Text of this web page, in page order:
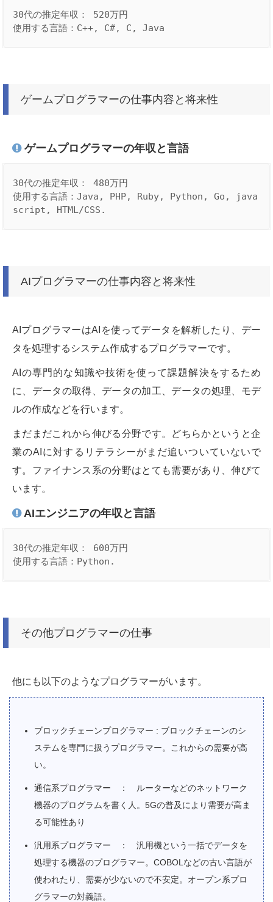
30代の推定年収： 520万円
ゲームプログラマーの仕事内容と将来性
ゲームプログラマーの年収と言語
30代の推定年収： 480万円
使用する言語：Java, PHP, Ruby, Python, Go, java
AIプログラマーの仕事内容と将来性
AIプログラマーはAIを使ってデータを解析したり、デー
タを処理するシステム作成するプログラマーです。
AIの専門的な知識や技術を使って課題解決をするため
に、データの取得、データの加工、データの処理、モデ
ルの作成などを行います。
まだまだこれから伸びる分野です。どちらかというと企
業のAIに対するリテラシーがまだ追いついていないで
す。ファイナンス系の分野はとても需要があり、伸びて
います。
AIエンジニアの年収と言語
30代の推定年収： 600万円
その他プログラマーの仕事
他にも以下のようなプログラマーがいます。
ブロックチェーンプログラマー : ブロックチェーンのシ
ステムを専門に扱うプログラマー。これからの需要が高
い。
通信系プログラマー ： ルーターなどのネットワーク
機器のプログラムを書く人。5Gの普及により需要が高ま
る可能性あり
汎用系プログラマー ： 汎用機という一括でデータを
処理する機器のプログラマー。COBOLなどの古い言語が
使われたり、需要が少ないので不安定。オープン系プロ
グラマーの対義語。